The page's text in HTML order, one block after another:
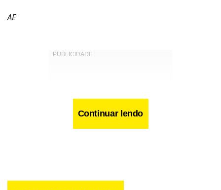
AE
Continuar lendo